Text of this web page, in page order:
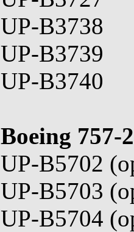
UP-B3738
UP-B3739
UP-B3740
Boeing 757-
UP-B5702
UP-B5703
UP-B5704